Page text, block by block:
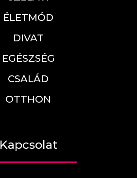
ÉLETMÓD
DIVAT
EGÉSZSÉG
CSALÁD
OTTHON
Kapcsolat